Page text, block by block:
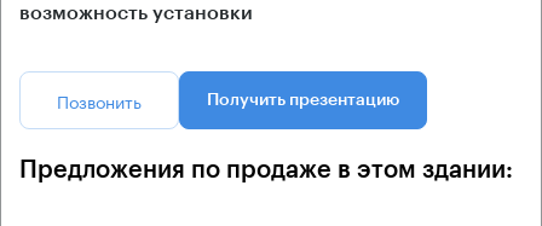
возможность установки
Позвонить Получить презентацию
Предложения по продаже в этом здании: